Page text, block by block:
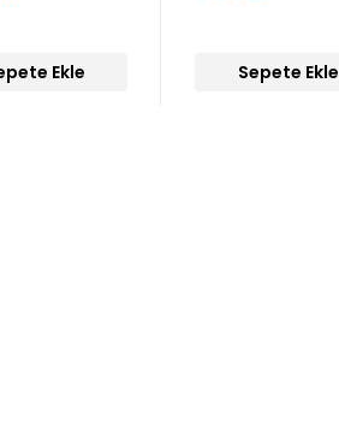
Ekle Sepete Ekle